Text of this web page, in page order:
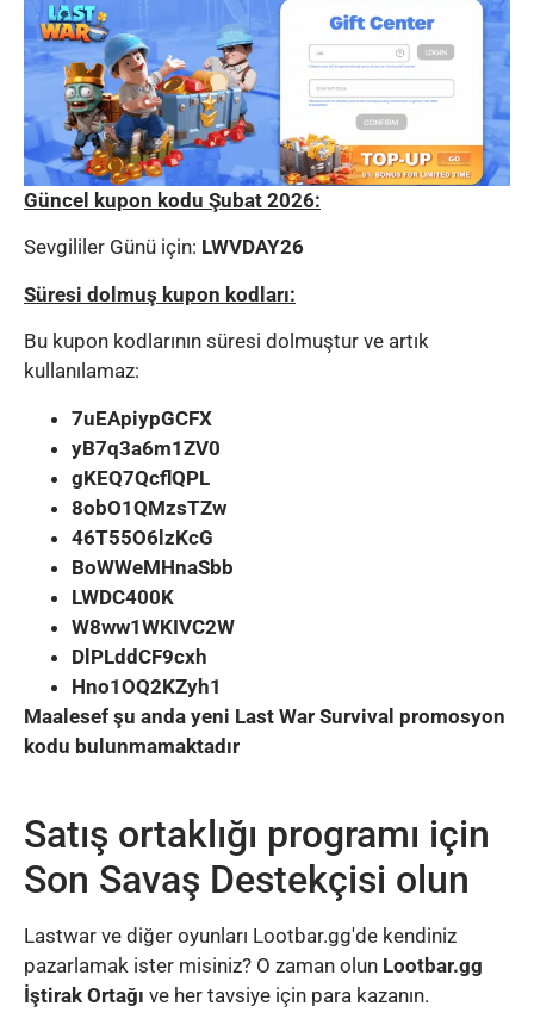
Güncel kupon kodu Şubat 2026:
Sevgililer Günü için: LWVDAY26
Süresi dolmuş kupon kodları:
Bu kupon kodlarının süresi dolmuştur ve artık
kullanılamaz:
7uEApiypGCFX
yB7q3a6m1ZV0
gKEQ7QcflQPL
8obO1QMzsTZw
46T55O6lzKcG
BoWWeMHnaSbb
LWDC400K
W8ww1WKIVC2W
DlPLddCF9cxh
Hno1OQ2KZyh1
Maalesef şu anda yeni Last War Survival promosyon
kodu bulunmamaktadır
Satış ortaklığı programı için
Son Savaş Destekçisi olun
Lastwar ve diğer oyunları Lootbar.gg'de kendiniz
pazarlamak ister misiniz? O zaman olun Lootbar.gg
İştirak Ortağı ve her tavsiye için para kazanın.